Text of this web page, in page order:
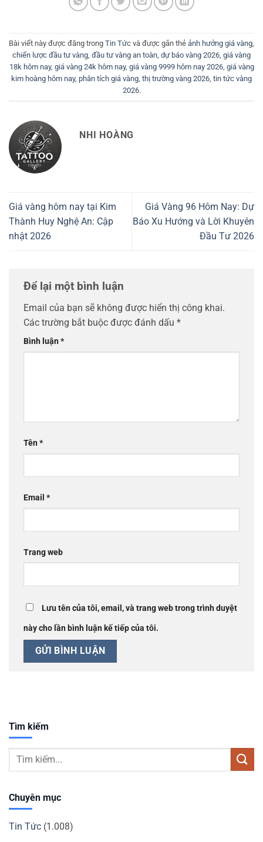
Bài viết này được đăng trong Tin Tức và được gắn thẻ ảnh hưởng giá vàng
chiến lược đầu tư vàng đầu tư vàng an toàn dự báo vàng 2026 giá vàng
18k hôm nay, giá vàng 24k hôm nay, giá vàng 9999 hôm nay 2026, giá vàng
kim hoàng hôm nay, phân tích giá vàng thị trường vàng 2026 tin tức vàng
2026.
NHI HOÀNG
Giá vàng hôm nay tại Kim
Thành Huy Nghệ An: Cập
nhật 2026
Giá Vàng 96 Hôm Nay: Dự
Báo Xu Hướng và Lời Khuyên
Đầu Tư 2026
Để lại một bình luận
Email của bạn sẽ không được hiển thị công khai.
Các trường bắt buộc được đánh dấu *
Bình luận*
Tên*
Email *
Trang web
Lưu tên của tôi, email, và trang web trong trình duyệt
này cho lần bình luận kế tiếp của tôi.
Tìm kiếm
Chuyên mục
Tin Tức (1.008)